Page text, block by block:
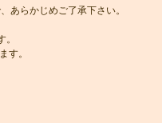
あらかじめご了承下さい。
す。